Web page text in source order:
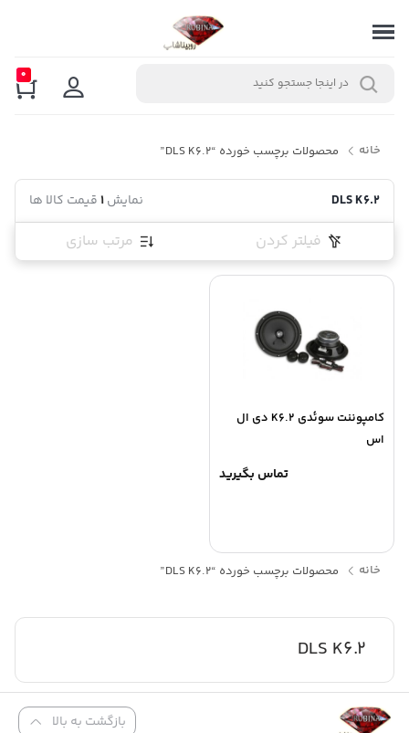
0
خانه محصولات برچسب خورده “DLS K6.2”
DLS K6.2 نمایش1قیمت کالا ها
فیلتر کردن مرتب سازی
کامپوننت سوئدی K6.2 دی ال
اس
تماس بگیرید
خانه محصولات برچسب خورده “DLS K6.2”
DLS K6.2
بازگشت به بالا